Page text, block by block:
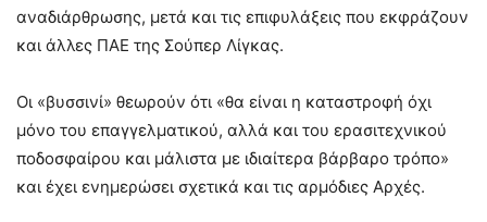
αναδιάρθρωσης, μετά και τις επιφυλάξεις που εκφράζουν
και άλλες ΠΑΕ της Σούπερ Λίγκας.
Οι «βυσσινί» θεωρούν ότι «θα είναι η καταστροφή όχι
μόνο του επαγγελματικού, αλλά και του ερασιτεχνικού
ποδοσφαίρου και μάλιστα με ιδιαίτερα βάρβαρο τρόπο»
και έχει ενημερώσει σχετικά και τις αρμόδιες Αρχές.